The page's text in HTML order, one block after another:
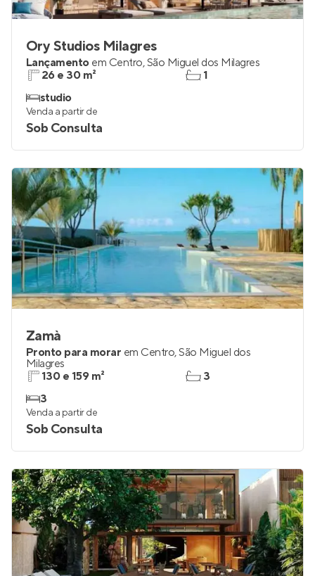
Ory Studios Milagres
Lançamento em Centro,São Miguel dos Milagres
26 e 30 m²
studio
1
Venda a partir de
Sob Consulta
Zamà
Pronto para morar em Centro,São Miguel dos
Milagres
130 e 159 m²
3
3
Venda a partir de
Sob Consulta